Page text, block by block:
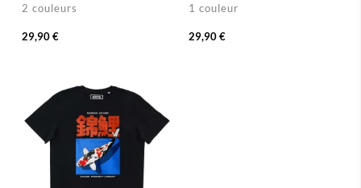
2 couleurs
29,90 €
1 couleur
29,90 €